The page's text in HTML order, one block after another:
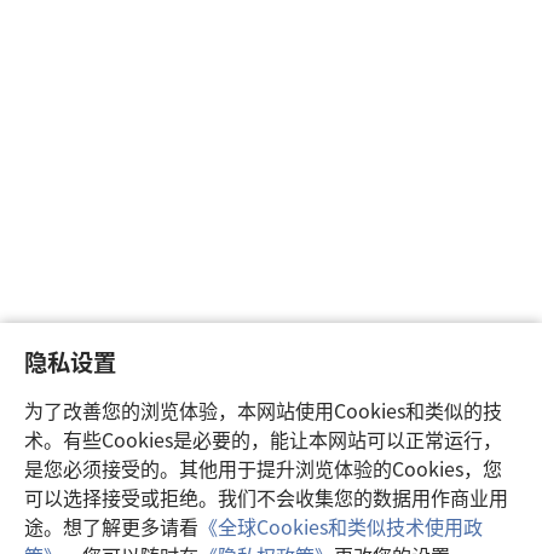
隐私设置
为了改善您的浏览体验，本网站使用Cookies和类似的技
术。有些Cookies是必要的，能让本网站可以正常运行，
是您必须接受的。其他用于提升浏览体验的Cookies，您
可以选择接受或拒绝。我们不会收集您的数据用作商业用
途。想了解更多请看 《全球Cookies和类似技术使用政